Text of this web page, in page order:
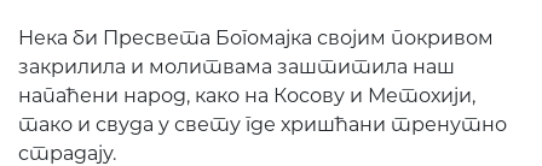
Нека би Пресвета Богомајка својим покривом
закрилила и молитвама заштитила наш
напаћени народ, како на Косову и Метохији,
тако и свуда у свету где хришћани тренутно
страдају.